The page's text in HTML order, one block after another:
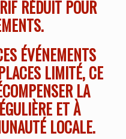
RÉDUIT POUR
ÉVÉNEMENTS
LIMITÉ, CE
LA
ET À
LOCALE.